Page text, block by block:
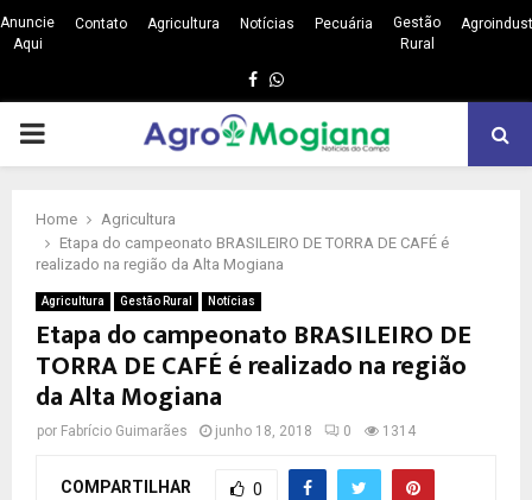
Anuncie
Aqui
Contato Agricultura Notícias Pecuária
Gestão
Rural
Facebook
Whatsapp
PRIMARY
Home
Agricultura
Etapa do campeonato BRASILEIRO DE TORRA DE CAFÉ é
realizado na região da Alta Mogiana
Agricultura Gestão Rural Notícias
Etapa do campeonato BRASILEIRO DE
TORRA DE CAFÉ é realizado na região
da Alta Mogiana
por Fabrício Guimarães junho 18, 2018 0 1314
COMPARTILHAR 0